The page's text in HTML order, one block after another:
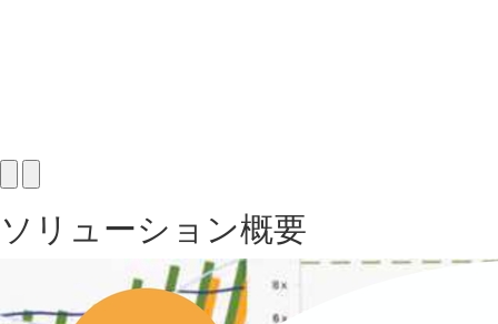
ソリューション概要